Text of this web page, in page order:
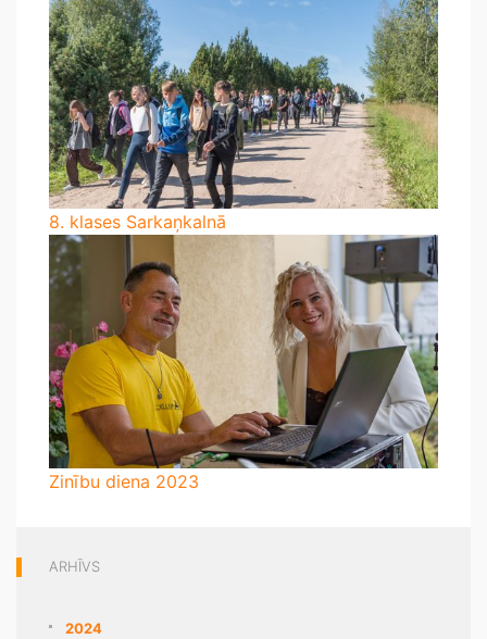
8. klases Sarkaņkalnā
Zinību diena 2023
ARHĪVS
2024